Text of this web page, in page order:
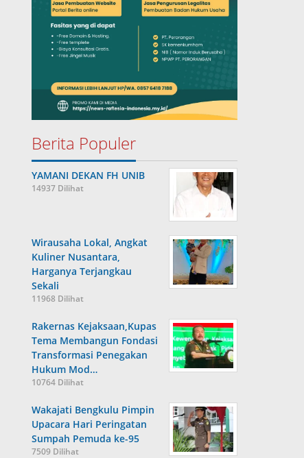
Berita Populer
YAMANI DEKAN FH UNIB
14937 Dilihat
Wirausaha Lokal, Angkat
Kuliner Nusantara,
Harganya Terjangkau
Sekali
11968 Dilihat
Rakernas Kejaksaan,Kupas
Tema Membangun Fondasi
Transformasi Penegakan
Hukum Mod…
10764 Dilihat
Wakajati Bengkulu Pimpin
Upacara Hari Peringatan
Sumpah Pemuda ke-95
7509 Dilihat